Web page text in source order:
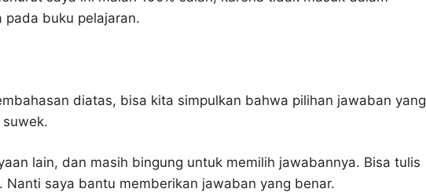
pada buku pelajaran.
diatas, bisa kita simpulkan bahwa pilihan jawaban yang
lain, dan masih bingung untuk memilih jawabannya. Bisa tulis
Nanti saya bantu memberikan jawaban yang benar.